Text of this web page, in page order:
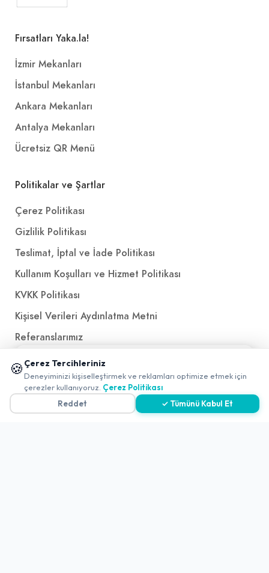
Fırsatları Yaka.la!
İzmir Mekanları
İstanbul Mekanları
Ankara Mekanları
Antalya Mekanları
Ücretsiz QR Menü
Politikalar ve Şartlar
Çerez Politikası
Gizlilik Politikası
Teslimat, İptal ve İade Politikası
Kullanım Koşulları ve Hizmet Politikası
KVKK Politikası
Kişisel Verileri Aydınlatma Metni
Referanslarımız
İletişim
iletisim@yakalamac.com.tr
Dokuz Eylül Üniversitesi Teknoparkı Adatepe Mah.
🍪 Çerez Tercihleriniz
Deneyiminizi kişiselleştirmek ve reklamları optimize etmek için
çerezler kullanıyoruz. Çerez Politikası
Reddet
✓ Tümünü Kabul Et
📱 Mobil uygulamamızı keşfedin!
✖